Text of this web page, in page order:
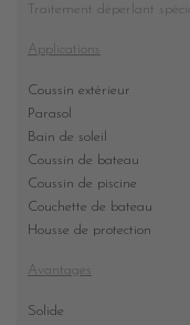
Traitement déperlant
Applications
Coussin extérieur
Parasol
Bain de soleil
Coussin de bateau
Coussin de piscine
Couchette de bateau
Housse de protection
Avantages
Solide